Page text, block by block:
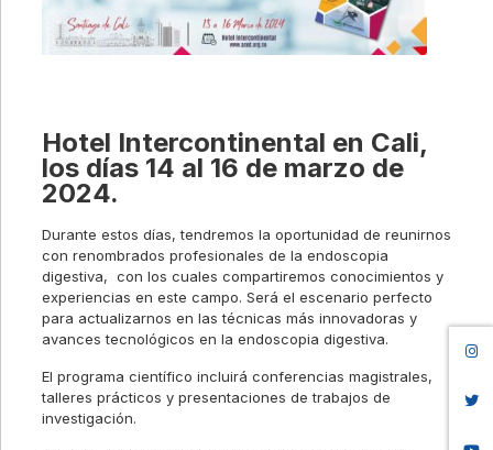
Hotel Intercontinental en Cali,
los días 14 al 16 de marzo de
2024.
Durante estos días, tendremos la oportunidad de reunirnos
con renombrados profesionales de la endoscopia
digestiva, con los cuales compartiremos conocimientos y
experiencias en este campo. Será el escenario perfecto
para actualizarnos en las técnicas más innovadoras y
avances tecnológicos en la endoscopia digestiva.
El programa científico incluirá conferencias magistrales,
talleres prácticos y presentaciones de trabajos de
investigación.